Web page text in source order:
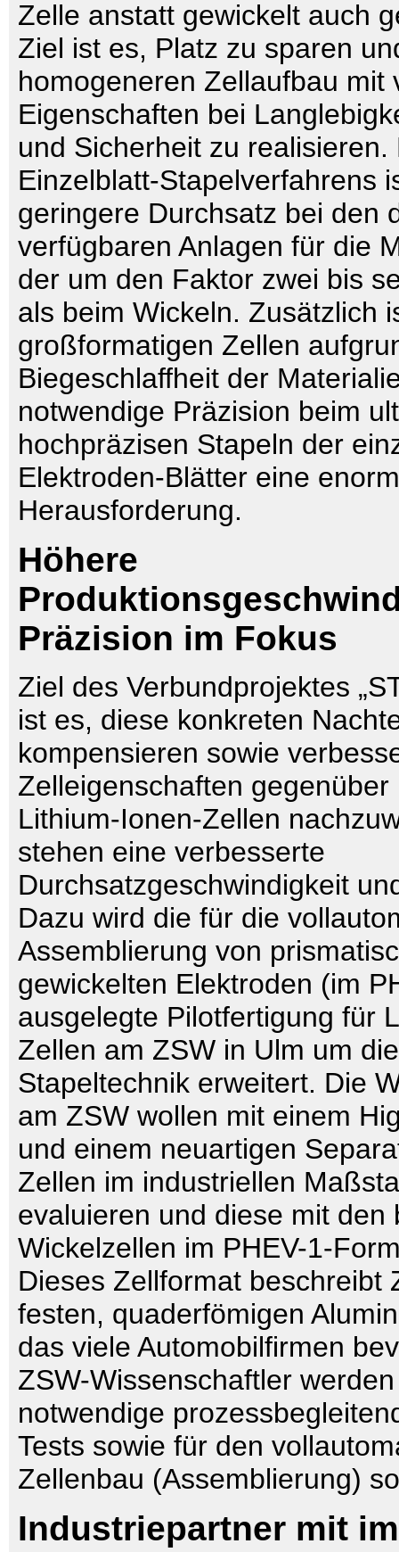
Zelle anstatt gewickelt auch
Ziel ist es, Platz zu sparen
homogeneren Zellaufbau mit
Eigenschaften bei
und Sicherheit zu
Einzelblatt-Stapelverfahrens
geringere Durchsatz bei den
verfügbaren Anlagen für die
der um den Faktor zwei bis
als beim Wickeln. Zusätzlich
großformatigen Zellen
Biegeschlaffheit der
notwendige Präzision beim
hochpräzisen Stapeln der
Elektroden-Blätter eine
Herausforderung.
Höhere
Präzision im Fokus
Ziel des Verbundprojektes
ist es, diese konkreten
kompensieren sowie
Zelleigenschaften gegenüber
Lithium-Ionen-Zellen
stehen eine verbesserte
Durchsatzgeschwindigkeit
Dazu wird die für die
Assemblierung von
gewickelten Elektroden (im
ausgelegte Pilotfertigung für
Zellen am ZSW in Ulm um
Stapeltechnik erweitert. Die
am ZSW wollen mit einem
und einem neuartigen
Zellen im industriellen
evaluieren und diese mit den
Wickelzellen im PHEV-1-
Dieses Zellformat beschreibt
festen, quaderfömigen
das viele Automobilfirmen
ZSW-Wissenschaftler
notwendige
Tests sowie für den
Zellenbau (Assemblierung)
Industriepartner mit